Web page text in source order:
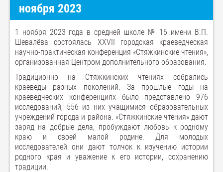
ноября 2023
1 ноября 2023 года в средней школе № 16 имени В.П.
Шевалёва состоялась XXVII городская краеведческая
научно-практическая конференция «Стяжкинские чтения»,
организованная Центром дополнительного образования.
Традиционно на Стяжкинских чтениях собрались
краеведы разных поколений. За прошлые годы на
краеведческих конференциях было представлено 976
исследований, 556 из них учащимися образовательных
учреждений города и района. «Стяжкинские чтения» дают
заряд на добрые дела, пробуждают любовь к родному
краю и своей малой родине. Для молодых
исследователей они дают толчок к изучению истории
родного края и уважение к его истории, сохранению
традиции.